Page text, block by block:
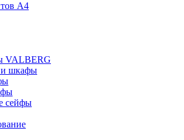
A4
VALBERG
шкафы
сейфы